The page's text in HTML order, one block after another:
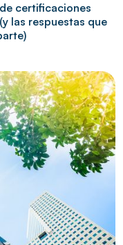
certificaciones
las respuestas que